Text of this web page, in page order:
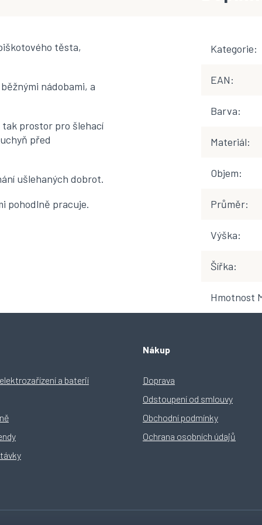
těsta,
nádobami, a
prostor pro šlehací
před
ušlehaných dobrot.
pohodlně pracuje.
Kategorie:
EAN:
Barva:
Materiál:
Objem:
Průměr:
Výška:
Šířka:
Hmotnost
a baterií
Nákup
Doprava
Odstoupení od smlouvy
Obchodní podmínky
Ochrana osobních údajů